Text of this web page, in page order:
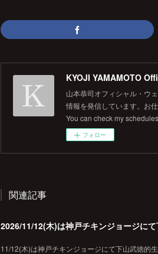
KYOJI YAMAMOTO
山本恭司オフィシャル・ウ
情報を発信しています。お
You can check my
フォロー
関連記事
2026/11/12(木)は神戸チキンジョージに
11/12(木)は神戸チキンジョージにて下山武徳的